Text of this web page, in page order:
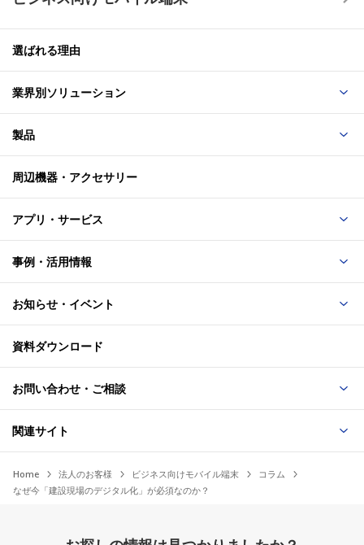
選ばれる理由
業界別ソリューション
製品
周辺機器・アクセサリー
アプリ・サービス
事例・活用情報
お知らせ・イベント
資料ダウンロード
お問い合わせ・ご相談
関連サイト
Home 法人のお客様 ビジネス向けモバイル端末
コラム
なぜ今「建設現場のデジタル化」が必須なのか？